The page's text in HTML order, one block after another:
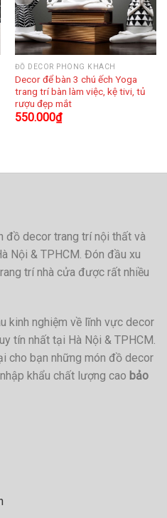
ĐỒ DECOR PHÒNG KHÁCH
Decor để bàn 3 chú ếch Yoga
trang trí bàn làm việc, kệ tivi, tủ
rượu đẹp mắt
550.000₫
đồ decor trang trí nội thất và
Nội & TPHCM. Đón đầu xu
trí nhà cửa được rất nhiều
kinh nghiệm về lĩnh vực decor
tín nhất tại Hà Nội & TPHCM.
cho bạn những món đồ decor
khẩu chất lượng cao bảo